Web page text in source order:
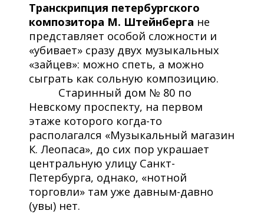
Транскрипция петербургского
композитора М. Штейнберга не
представляет особой сложности и
«убивает» сразу двух музыкальных
«зайцев»: можно спеть, а можно
сыграть как сольную композицию.
Старинный дом № 80 по
Невскому проспекту, на первом
этаже которого когда-то
располагался «Музыкальный магазин
К. Леопаса», до сих пор украшает
центральную улицу Санкт-
Петербурга, однако, «нотной
торговли» там уже давным-давно
(увы) нет.